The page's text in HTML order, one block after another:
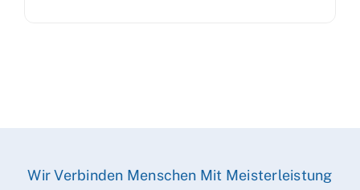
Wir Verbinden Menschen Mit Meisterleistung